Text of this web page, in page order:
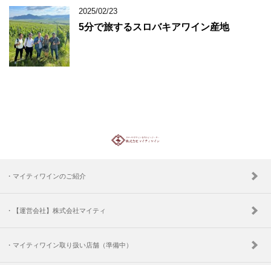
2025/02/23
5分で旅するスロバキアワイン産地
・マイティワインのご紹介
・【運営会社】株式会社マイティ
・マイティワイン取り扱い店舗（準備中）